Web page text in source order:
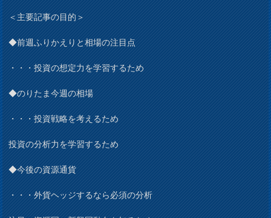
＜主要記事の目的＞
◆前週ふりかえりと相場の注目点
・・・投資の想定力を学習するため
◆のりたま今週の相場
・・・投資戦略を考えるため
投資の分析力を学習するため
◆今後の資源通貨
・・・外貨ヘッジするなら必須の分析